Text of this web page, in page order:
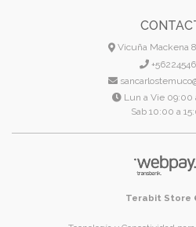
Vicuña Mackena
Lun a Vie 09:00
Sab 10:00 a
Terabit Store